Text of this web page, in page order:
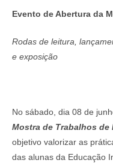
Evento de Abertura da
Rodas de leitura,
e exposição
No sábado, dia 08 de
Mostra de Trabalhos
objetivo valorizar as
das alunas da Educação